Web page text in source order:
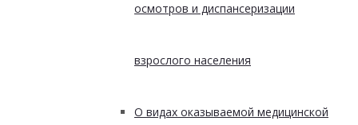
осмотров и диспансеризации
взрослого населения
О видах оказываемой медицинской